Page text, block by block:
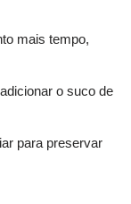
mais tempo,
o suco de
para preservar